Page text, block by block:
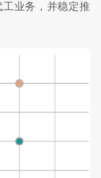
业务，并稳定推